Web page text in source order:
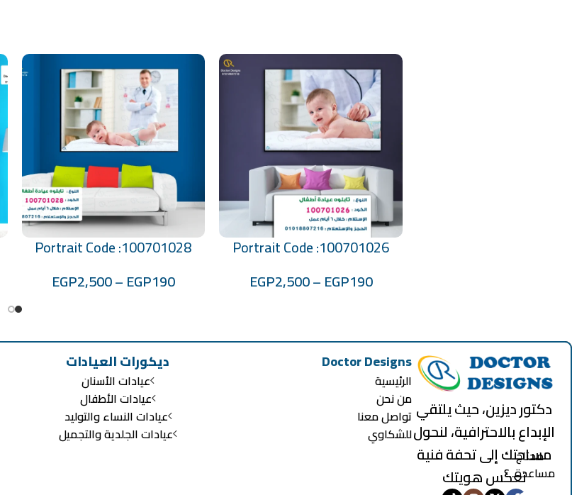
تحديد أحد الخيارات
Portrait Code :100701026
EGP190
–
EGP2,500
تحديد أحد الخيارات
Portrait Code :100701028
EGP190
–
EGP2,500
دكتور ديزين، حيث يلتقي
الإبداع بالاحترافية، لنحول
مساحتك إلى تحفة فنية
تعكس هويتك
Doctor Designs
الرئيسية
من نحن
تواصل معنا
للشكاوي
ديكورات العيادات
عيادات الأسنان
عيادات الأطفال
عيادات النساء والتوليد
عيادات الجلدية والتجميل
محتاج
مساعدة..؟